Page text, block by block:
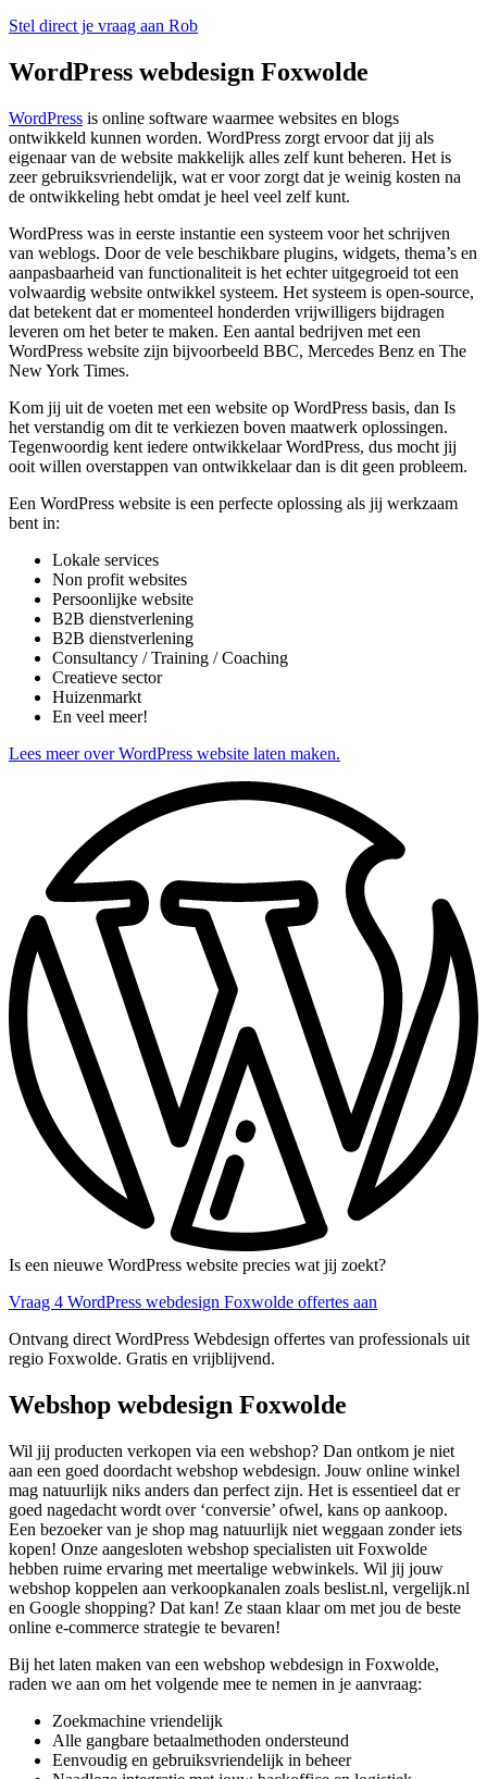
Stel direct je vraag aan Rob
WordPress webdesign Foxwolde
WordPress is online software waarmee websites en blogs
ontwikkeld kunnen worden. WordPress zorgt ervoor dat jij als
eigenaar van de website makkelijk alles zelf kunt beheren. Het is
zeer gebruiksvriendelijk, wat er voor zorgt dat je weinig kosten na
de ontwikkeling hebt omdat je heel veel zelf kunt.
WordPress was in eerste instantie een systeem voor het schrijven
van weblogs. Door de vele beschikbare plugins, widgets, thema’s en
aanpasbaarheid van functionaliteit is het echter uitgegroeid tot een
volwaardig website ontwikkel systeem. Het systeem is open-source,
dat betekent dat er momenteel honderden vrijwilligers bijdragen
leveren om het beter te maken. Een aantal bedrijven met een
WordPress website zijn bijvoorbeeld BBC, Mercedes Benz en The
New York Times.
Kom jij uit de voeten met een website op WordPress basis, dan Is
het verstandig om dit te verkiezen boven maatwerk oplossingen.
Tegenwoordig kent iedere ontwikkelaar WordPress, dus mocht jij
ooit willen overstappen van ontwikkelaar dan is dit geen probleem.
Een WordPress website is een perfecte oplossing als jij werkzaam
bent in:
Lokale services
Non profit websites
Persoonlijke website
B2B dienstverlening
B2B dienstverlening
Consultancy / Training / Coaching
Creatieve sector
Huizenmarkt
En veel meer!
Lees meer over WordPress website laten maken.
Is een nieuwe WordPress website precies wat jij zoekt?
Vraag 4 WordPress webdesign Foxwolde offertes aan
Ontvang direct WordPress Webdesign offertes van professionals uit
regio Foxwolde. Gratis en vrijblijvend.
Webshop webdesign Foxwolde
Wil jij producten verkopen via een webshop? Dan ontkom je niet
aan een goed doordacht webshop webdesign. Jouw online winkel
mag natuurlijk niks anders dan perfect zijn. Het is essentieel dat er
goed nagedacht wordt over ‘conversie’ ofwel, kans op aankoop.
Een bezoeker van je shop mag natuurlijk niet weggaan zonder iets
kopen! Onze aangesloten webshop specialisten uit Foxwolde
hebben ruime ervaring met meertalige webwinkels. Wil jij jouw
webshop koppelen aan verkoopkanalen zoals beslist.nl, vergelijk.nl
en Google shopping? Dat kan! Ze staan klaar om met jou de beste
online e-commerce strategie te bevaren!
Bij het laten maken van een webshop webdesign in Foxwolde,
raden we aan om het volgende mee te nemen in je aanvraag:
Zoekmachine vriendelijk
Alle gangbare betaalmethoden ondersteund
Eenvoudig en gebruiksvriendelijk in beheer